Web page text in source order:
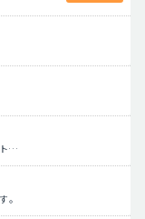
ト…
。